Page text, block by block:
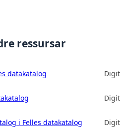
ressursar
datakatalog
i Felles datakatalog